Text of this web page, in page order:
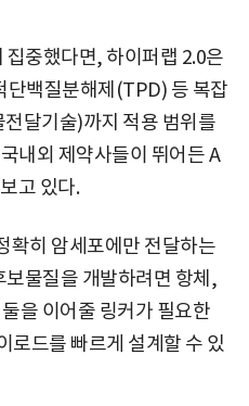
중했다면, 하이퍼랩 2.0은
백질분해제(TPD) 등 복잡
달기술)까지 적용 범위를
내외 제약사들이 뛰어든 A
고 있다.
확히 암세포에만 전달하는
물질을 개발하려면 항체,
을 이어줄 링커가 필요한
로드를 빠르게 설계할 수 있